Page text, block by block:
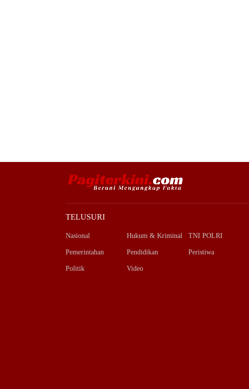
TELUSURI
Nasional Hukum & Kriminal TNI POLRI
Pemerintahan Pendidikan Peristiwa
Politik Video